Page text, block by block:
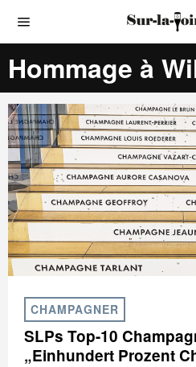
Hommage à
CHAMPAGNER
SLPs Top-10
„Einhundert Prozent